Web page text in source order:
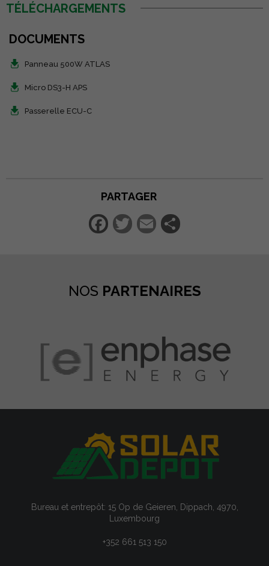
TÉLÉCHARGEMENTS
DOCUMENTS
Panneau 500W ATLAS
Micro DS3-H APS
Passerelle ECU-C
PARTAGER
Facebook
Twitter
Email
NOS PARTENAIRES